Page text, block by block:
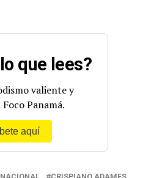
que lees?
valiente y
Panamá.
aquí